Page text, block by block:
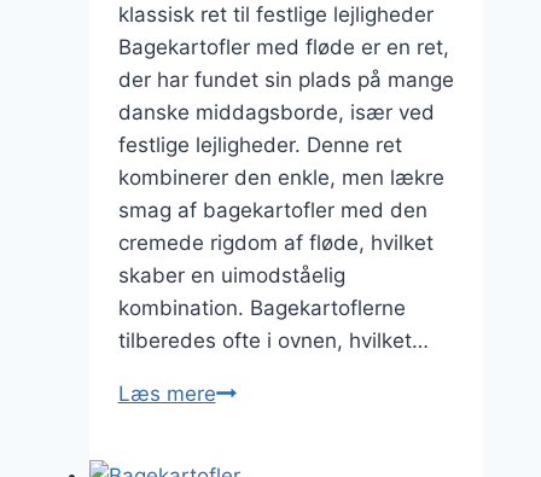
klassisk ret til festlige lejligheder
Bagekartofler med fløde er en ret,
der har fundet sin plads på mange
danske middagsborde, især ved
festlige lejligheder. Denne ret
kombinerer den enkle, men lækre
smag af bagekartofler med den
cremede rigdom af fløde, hvilket
skaber en uimodståelig
kombination. Bagekartoflerne
tilberedes ofte i ovnen, hvilket…
Læs mereBagekartofler